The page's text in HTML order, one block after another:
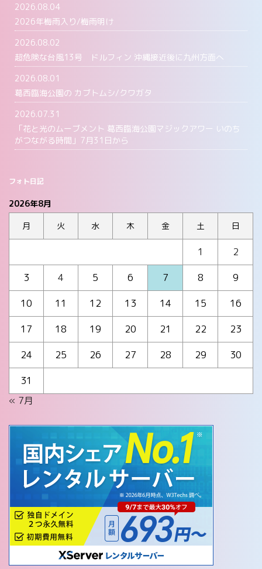
2026.08.04
2026年梅雨入り/梅雨明け
2026.08.02
超危険な台風13号 ドルフィン 沖縄接近後に九州方面へ
2026.08.01
葛西臨海公園の カブトムシ/クワガタ
2026.07.31
「花と光のムーブメント 葛西臨海公園マジックアワー いのち
がつながる時間」7月31日から
フォト日記
2026年8月
月
火 水 木 金 土 日
1
2
3
4 5 6 7 8
9
10
11 12 13 14 15
16
17
18 19 20 21 22
23
24
25 26 27 28 29
30
31
« 7月